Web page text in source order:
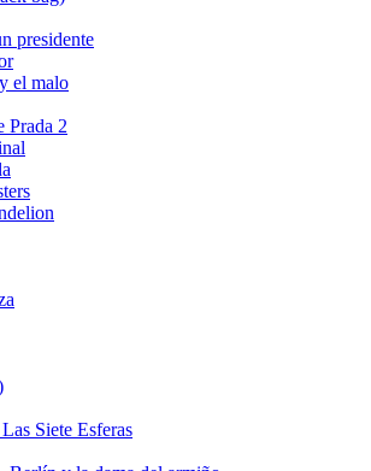
presidente
el malo
Prada 2
Siete Esferas